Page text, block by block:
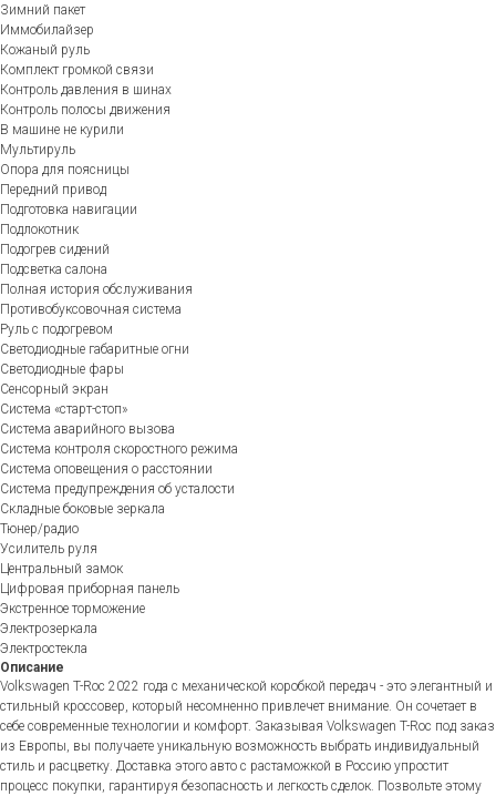
Зимний пакет
Иммобилайзер
Кожаный руль
Комплект громкой связи
Контроль давления в шинах
Контроль полосы движения
В машине не курили
Мультируль
Опора для поясницы
Передний привод
Подготовка навигации
Подлокотник
Подогрев сидений
Подсветка салона
Полная история обслуживания
Противобуксовочная система
Руль с подогревом
Светодиодные габаритные огни
Светодиодные фары
Сенсорный экран
Система «старт-стоп»
Система аварийного вызова
Система контроля скоростного режима
Система оповещения о расстоянии
Система предупреждения об усталости
Складные боковые зеркала
Тюнер/радио
Усилитель руля
Центральный замок
Цифровая приборная панель
Экстренное торможение
Электрозеркала
Электростекла
Описание
Volkswagen T-Roc 2022 года с механической коробкой передач - это элегантный и
стильный кроссовер, который несомненно привлечет внимание. Он сочетает в
себе современные технологии и комфорт. Заказывая Volkswagen T-Roc под заказ
из Европы, вы получаете уникальную возможность выбрать индивидуальный
стиль и расцветку. Доставка этого авто с растаможкой в Россию упростит
процесс покупки, гарантируя безопасность и легкость сделок. Позвольте этому